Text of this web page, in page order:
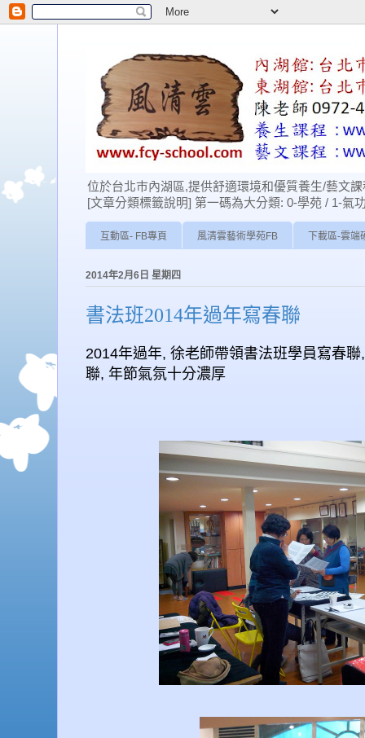
位於台北巿內湖區,提供舒適環境和優質養生/藝文
[文章分類標籤說明] 第一碼為大分類: 0-學苑 / 1-氣
互動區- FB專頁 風清雲藝術學苑FB 下載區-雲端
2014年2月6日 星期四
書法班2014年過年寫春聯
2014年過年, 徐 老師帶領書法班學員寫春
聯, 年節氣氛十分濃厚